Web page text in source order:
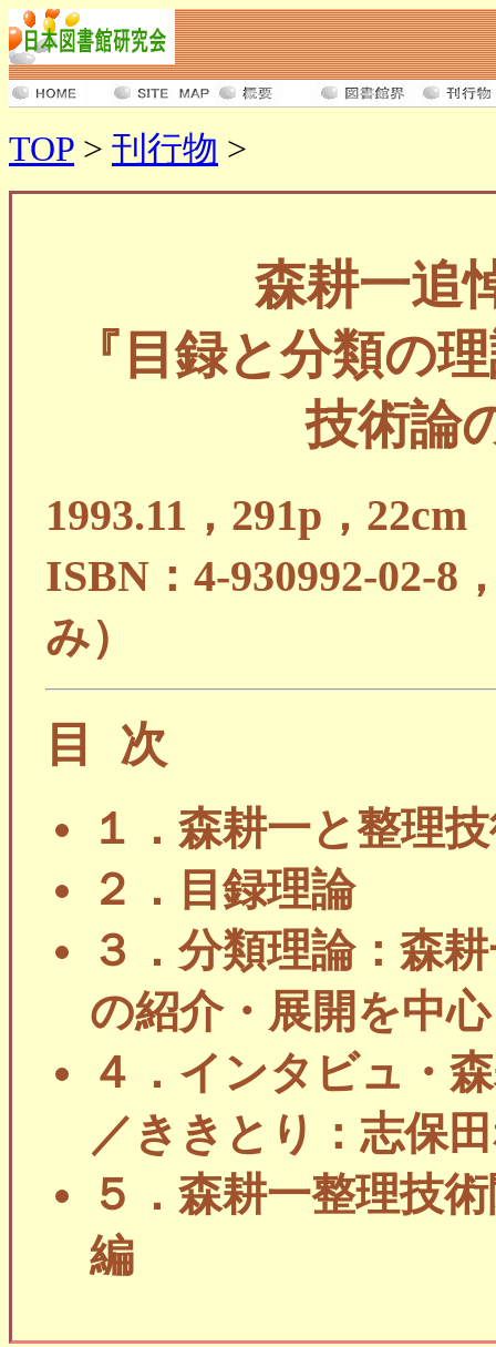
TOP > 刊行物 >
森耕一追
『目録と分類の
技術論
1993.11，291p，22cm
ISBN：4-930992-02-8
み）
目次
１．森耕一と整理
２．目録理論
３．分類理論：森
の紹介・展開を中
４．インタビュ・
／ききとり：志保
５．森耕一整理技
編